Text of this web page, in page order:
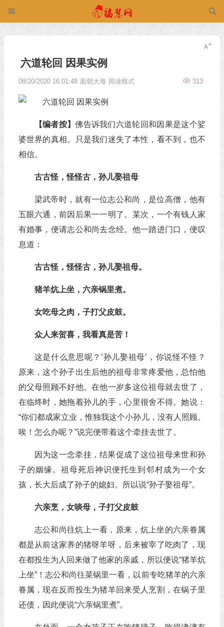
六道轮回 因果实例
08/20/2020 16:01:48 面朝大海 313
阅读模式
【编者按】佛告诉我们六道轮回和因果是这个娑
婆世界的真相。只是我们迷失了本性，看不到，也不
相信。
古古怪，怪怪古，孙儿娶祖母
梁武帝时，就有一位志公和尚，是位高僧，他有
五眼六通，前因后果一一明了。某次，一个有钱人家
有婚事，便请志公和尚去念经。他一踏进门口，便叹
息道：
古古怪，怪怪古，孙儿娶祖母。
猪羊炕上坐，六亲锅里煮。
女吃母之肉，子打父皮鼓。
众人来贺喜，我看真是苦！
这是什么意思呢？‘孙儿娶祖母’，你说怪不怪？
原来，这个孙子出生后他的祖母非常疼爱他，总怕他
的父母照顾不好他。在他一岁多这位祖母就去世了，
在临终时，她拖着孙儿的手，心里很舍不得。她说：
“你们都成家立业，惟独我这个小孙儿，没有人照顾。
唉！怎么办呢？”说完便带着这个牵挂去世了。
因为这一念牵挂，结果促成了这位祖母来世和孙
子的姻缘。祖母死后神识便托生到邻村成为一个女
孩，长大后成了孙子的媳妇。所以说“孙子娶祖母”。
六亲烹，女啖母，子打父皮鼓
志公和尚往炕上一看，原来，炕上坐的六亲眷属
都是从前这家养的猪呀羊呀，后来被宰了吃肉了，现
在都投生为人回来做了他家的亲戚，所以便说“猪羊炕
上坐”！志公和尚往菜锅里一看，以前专吃猪羊的六亲
眷属，现在反而投生为猪羊回来受人烹割，在锅子里
还债，因此便说“六亲锅里煮”。